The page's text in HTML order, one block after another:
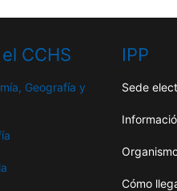
CCHS
Geografía y
IPP
Sede
Cómo